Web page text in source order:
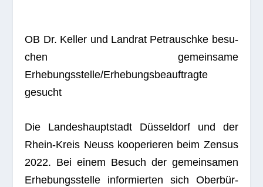
OB Dr. Kel­ler und Land­rat Pet­rauschke besu­
chen gemein­same
Erhebungsstelle/Erhebungsbeauftragte
gesucht
Die Lan­des­haupt­stadt Düs­sel­dorf und der
Rhein-Kreis Neuss koope­rie­ren beim Zen­sus
2022. Bei einem Besuch der gemein­sa­men
Erhe­bungs­stelle infor­mier­ten sich Ober­bür­